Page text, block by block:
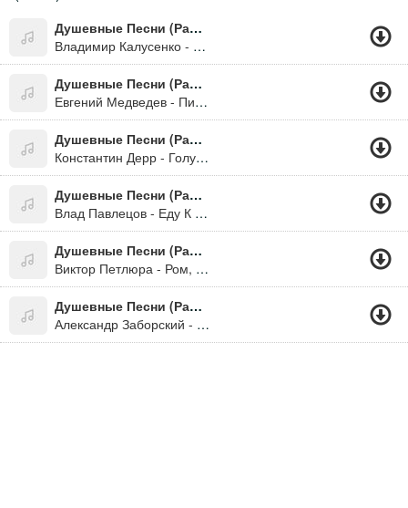
Душевные Песни (Радио Шансон) (2016)
Владимир Калусенко - Каблучки
Душевные Песни (Радио Шансон) (2016)
Евгений Медведев - Пистолет Макарова
Душевные Песни (Радио Шансон) (2016)
Константин Дерр - Голубое Платье
Душевные Песни (Радио Шансон) (2016)
Влад Павлецов - Еду К Миленькой
Душевные Песни (Радио Шансон) (2016)
Виктор Петлюра - Ром, Текила, Виски
Душевные Песни (Радио Шансон) (2016)
Александр Заборский - Наполним Стаканы